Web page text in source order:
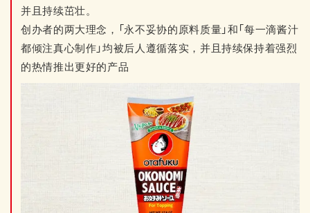
并且持续茁壮。
创办者的两大理念，「永不妥协的原料质量」和「每一滴酱汁
都倾注真心制作」均被后人遵循落实，并且持续保持着强烈
的热情推出更好的产品